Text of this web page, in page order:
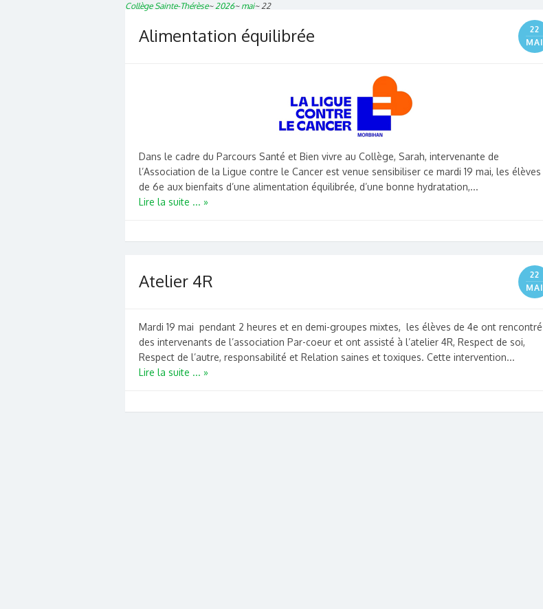
Collège Sainte-Thérèse~2026~ mai~22
Alimentation équilibrée
22
MAI
Dans le cadre du Parcours Santé et Bien vivre au Collège, Sarah, intervenante de
l’Association de la Ligue contre le Cancer est venue sensibiliser ce mardi 19 mai, les élèves
de 6e aux bienfaits d’une alimentation équilibrée, d’une bonne hydratation,...
Lire la suite ... »
Atelier 4R
22
MAI
Mardi 19 mai pendant 2 heures et en demi-groupes mixtes, les élèves de 4e ont rencontré
des intervenants de l’association Par-coeur et ont assisté à l’atelier 4R, Respect de soi,
Respect de l’autre, responsabilité et Relation saines et toxiques. Cette intervention...
Lire la suite ... »